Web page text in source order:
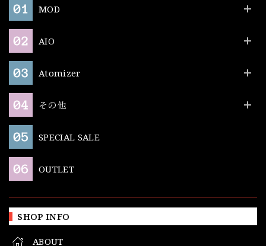
MOD
AIO
Atomizer
その他
SPECIAL SALE
OUTLET
SHOP INFO
ABOUT